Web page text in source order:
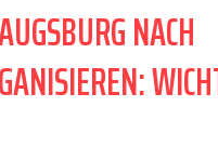
NACH